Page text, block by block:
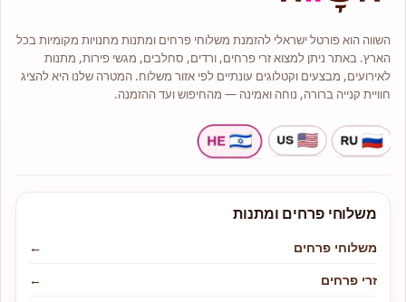
השווה הוא פורטל ישראלי להזמנת משלוחי פרחים ומתנות מחנויות מקומיות בכל
הארץ. באתר ניתן למצוא זרי פרחים, ורדים, סחלבים, מגשי פירות, מתנות
לאירועים, מבצעים וקטלוגים עונתיים לפי אזור משלוח. המטרה שלנו היא להציג
חוויית קנייה ברורה, נוחה ואמינה — מהחיפוש ועד ההזמנה.
משלוחי פרחים ומתנות
משלוחי פרחים
←
זרי פרחים
←